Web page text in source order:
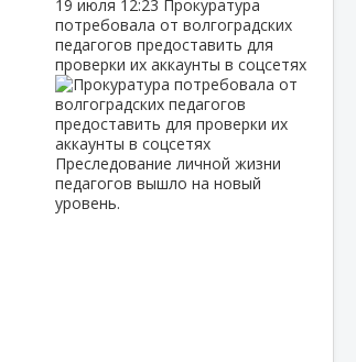
19 июля 12:23 Прокуратура
потребовала от волгоградских
педагогов предоставить для
проверки их аккаунты в соцсетях
Преследование личной жизни
педагогов вышло на новый
уровень.